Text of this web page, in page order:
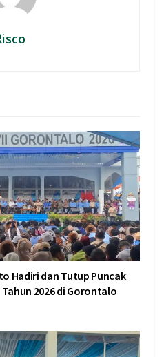
Hadiri dan Tutup Puncak
Tahun 2026 di Gorontalo